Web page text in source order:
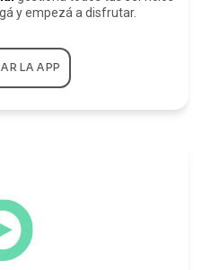
y empezá a disfrutar.
LA APP